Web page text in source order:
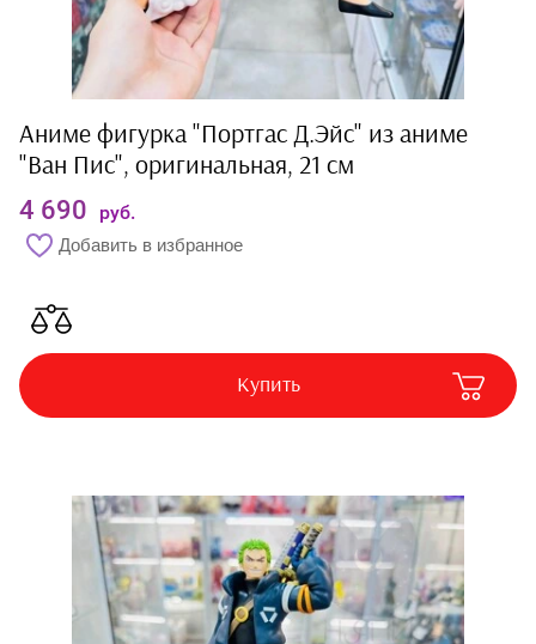
Аниме фигурка "Портгас Д.Эйс" из аниме
"Ван Пис", оригинальная, 21 см
4 690 руб.
Добавить в избранное
Купить